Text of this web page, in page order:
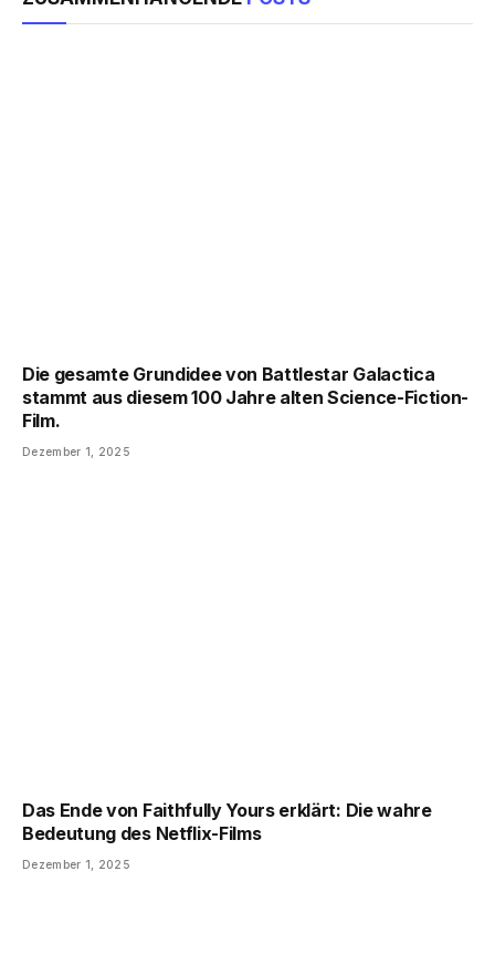
Die gesamte Grundidee von Battlestar Galactica
stammt aus diesem 100 Jahre alten Science-Fiction-
Film.
Dezember 1, 2025
Das Ende von Faithfully Yours erklärt: Die wahre
Bedeutung des Netflix-Films
Dezember 1, 2025